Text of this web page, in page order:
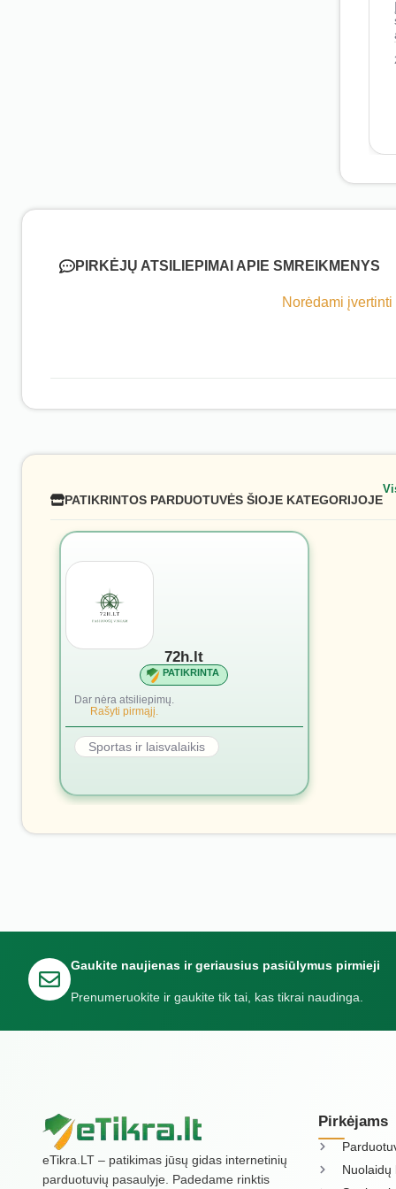
PIRKĖJŲ ATSILIEPIMAI APIE SMREIKMENYS
Norėdami
PATIKRINTOS PARDUOTUVĖS ŠIOJE KATEGORIJOJE
72h.lt
PATIKRINTA
Dar nėra atsiliepimų.
Rašyti pirmąjį.
Sportas ir laisvalaikis
Gaukite naujienas ir geriausius pasiūlymus pirmieji
Prenumeruokite ir gaukite tik tai, kas tikrai naudinga.
eTikra.LT – patikimas jūsų gidas internetinių
parduotuvių pasaulyje. Padedame rinktis
Pirkėjams
Nuolaidų